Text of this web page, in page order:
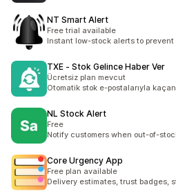
NT Smart Alert
Free trial available
Instant low-stock alerts to prevent
TXE ‑ Stok Gelince Haber Ver
Ücretsiz plan mevcut
Otomatik stok e-postalarıyla kaçan
NL Stock Alert
Free
Notify customers when out-of-
Core Urgency App
Free plan available
Delivery estimates, trust badges,